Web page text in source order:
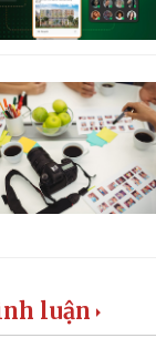
luận